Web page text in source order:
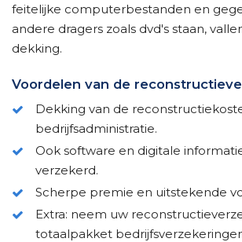
feitelijke computerbestanden en
andere dragers zoals dvd's staan,
dekking.
Voordelen van de
Dekking van de
bedrijfsadministratie.
Ook software en digitale
verzekerd.
Scherpe premie en uitstekende
Extra: neem uw
totaalpakket